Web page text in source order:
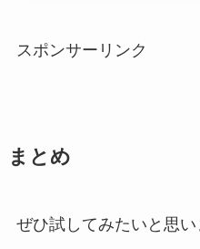
スポンサーリンク
まとめ
ぜひ試してみたいと思い